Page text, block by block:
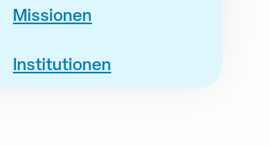
Missionen
Institutionen